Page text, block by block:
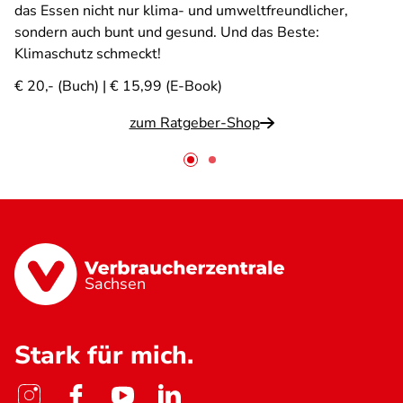
das Essen nicht nur klima- und umweltfreundlicher,
sondern auch bunt und gesund. Und das Beste:
Klimaschutz schmeckt!
€ 20,- (Buch) | € 15,99 (E-Book)
zum Ratgeber-Shop
Sachsen
Stark für mich.